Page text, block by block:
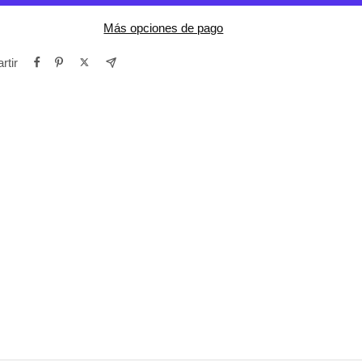
Más opciones de pago